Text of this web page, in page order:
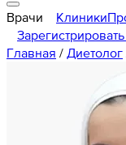
Врачи Клиники
Главная / Диетолог